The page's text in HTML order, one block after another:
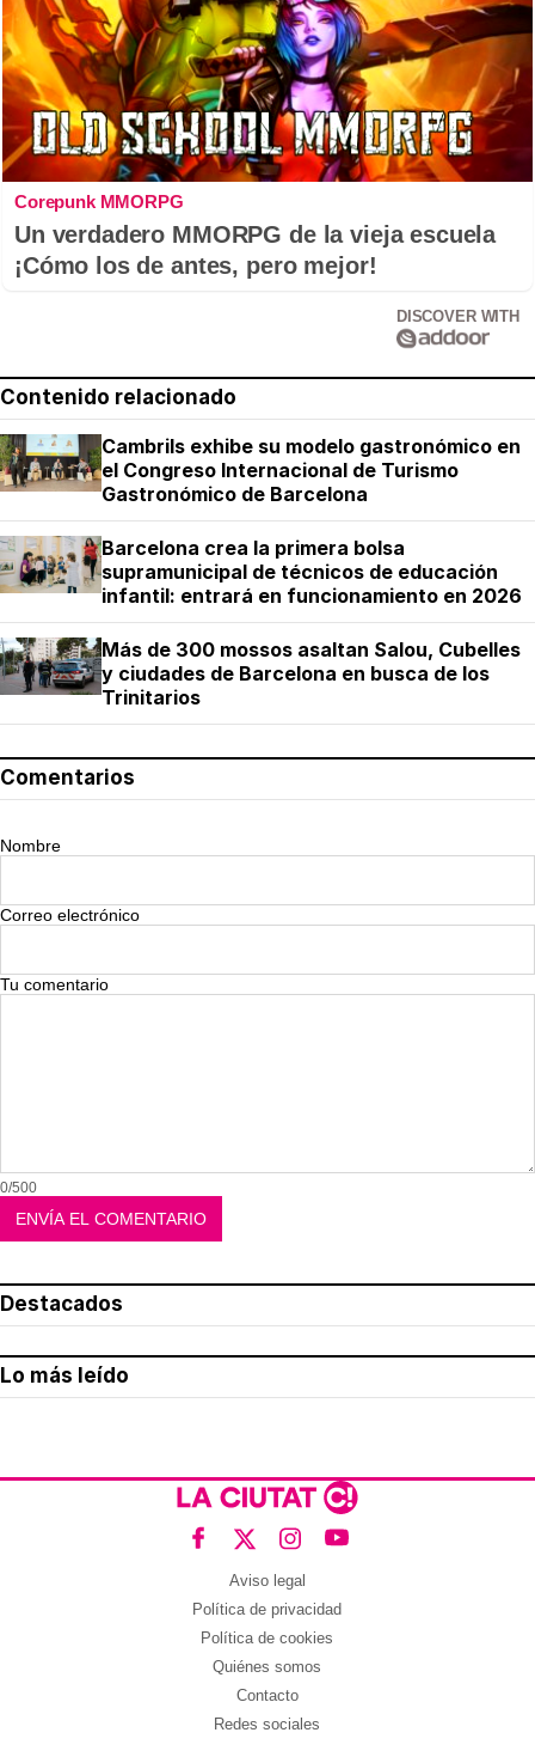
Corepunk MMORPG
Un verdadero MMORPG de la vieja escuela
¡Cómo los de antes, pero mejor!
DISCOVER WITH
Contenido relacionado
Cambrils exhibe su modelo gastronómico en
el Congreso Internacional de Turismo
Gastronómico de Barcelona
Barcelona crea la primera bolsa
supramunicipal de técnicos de educación
infantil: entrará en funcionamiento en 2026
Más de 300 mossos asaltan Salou, Cubelles
y ciudades de Barcelona en busca de los
Trinitarios
Comentarios
Nombre
Correo electrónico
Tu comentario
0/500
Destacados
Lo más leído
Aviso legal
Política de privacidad
Política de cookies
Quiénes somos
Contacto
Redes sociales